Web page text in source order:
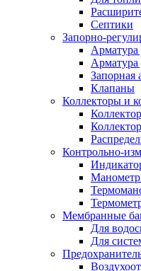
Септики
Запорно-
Арматура
Арматура
Запорная
Клапаны
Коллекторы и
Контрольно-
Мембранные
Для
Для